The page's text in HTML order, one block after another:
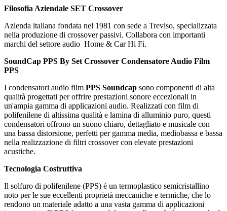
Filosofia Aziendale SET Crossover
Azienda italiana fondata nel 1981 con sede a Treviso, specializzata
nella produzione di crossover passivi. Collabora con importanti
marchi del settore audio Home & Car Hi Fi.
SoundCap PPS By Set Crossover Condensatore Audio Film
PPS
I condensatori audio film PPS Soundcap sono componenti di alta
qualità progettati per offrire prestazioni sonore eccezionali in
un'ampia gamma di applicazioni audio. Realizzati con film di
polifenilene di altissima qualità e lamina di alluminio puro, questi
condensatori offrono un suono chiaro, dettagliato e musicale con
una bassa distorsione, perfetti per gamma media, mediobassa e bassa
nella realizzazione di filtri crossover con elevate prestazioni
acustiche.
Tecnologia Costruttiva
Il solfuro di polifenilene (PPS) è un termoplastico semicristallino
noto per le sue eccellenti proprietà meccaniche e termiche, che lo
rendono un materiale adatto a una vasta gamma di applicazioni